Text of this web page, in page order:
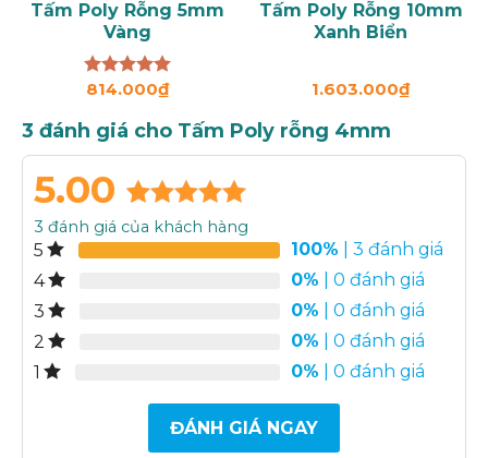
Tấm Poly Rỗng 5mm
Vàng
Được xếp
5 sao
814.000₫
Tấm Poly Rỗng 10mm
Xanh Biển
1.603.000₫
3 đánh giá cho Tấm Poly rỗng 4mm
5.00
5.00trên 5
dựa trên
3
3 đánh giá của khách hàng
5 100% | 3 đánh giá
4
0% | 0 đánh giá
3
0% | 0 đánh giá
2
0% | 0 đánh giá
1
0% | 0 đánh giá
ĐÁNH GIÁ NGAY